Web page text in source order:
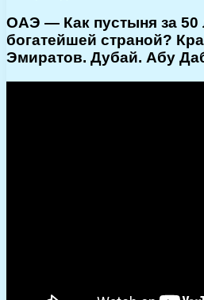
ОАЭ — Как пустыня за 50
богатейшей страной?
Эмиратов. Дубай. Абу